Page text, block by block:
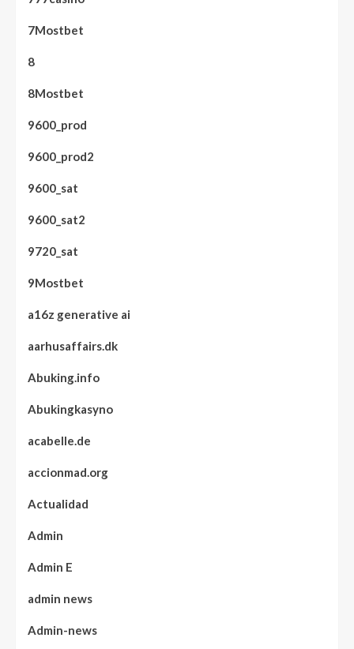
7Mostbet
8
8Mostbet
9600_prod
9600_prod2
9600_sat
9600_sat2
9720_sat
9Mostbet
a16z generative ai
aarhusaffairs.dk
Abuking.info
Abukingkasyno
acabelle.de
accionmad.org
Actualidad
Admin
Admin E
admin news
Admin-news